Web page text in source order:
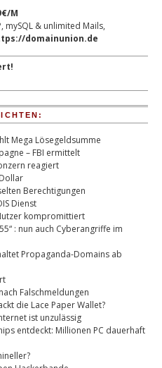
M
mySQL & unlimited Mails,
domainunion.de
Mega Lösegeldsumme
– FBI ermittelt
reagiert
Berechtigungen
Dienst
kompromittiert
: nun auch Cyberangriffe im
Propaganda-Domains ab
Falschmeldungen
die Lace Paper Wallet?
ist unzulässig
entdeckt: Millionen PC dauerhaft